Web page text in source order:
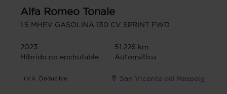
Alfa Romeo Tonale
1.5 MHEV GASOLINA 130 CV SPRINT FWD
2023
51.226 km
Híbrido no enchufable
Automática
I.V.A. Deducible San Vicente del Raspeig